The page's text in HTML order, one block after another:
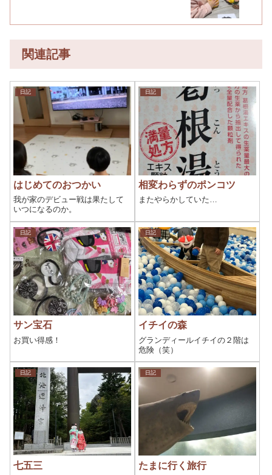
関連記事
日記
はじめてのおつかい
我が家のデビュー戦は果たして
いつになるのか。
日記
相変わらずのポンコツ
またやらかしていた…
日記
サン宝石
お買い得感！
日記
イチイの森
グランディールイチイの２階は
危険（笑）
日記
七五三
日記
たまに行く旅行